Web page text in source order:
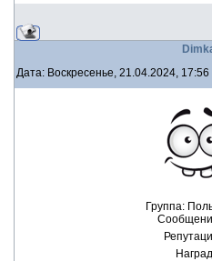
Дата: Воскресенье, 21.04.2024,
Группа: